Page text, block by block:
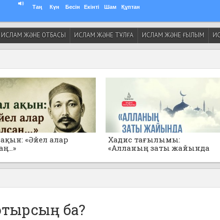
Таң Күн Бесін Екінті Шам Құптан
ИСЛАМ ЖӘНЕ ОТБАСЫ ИСЛАМ ЖӘНЕ ТҰЛҒА ИСЛАМ ЖӘНЕ ҒЫЛЫМ
«Әйел алар
Хадис тағылымы:
«Алланың заты жайында
ба?